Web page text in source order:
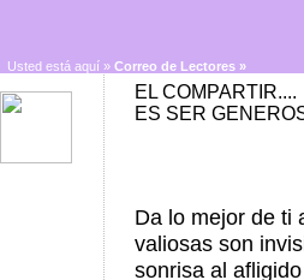
Usted está aquí » Correo de Lectores »
EL COMPARTIR....
ES SER
Da lo mejor de ti
valiosas son
sonrisa al